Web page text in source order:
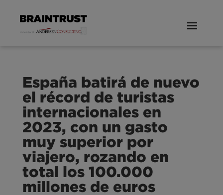
España batirá de nuevo
el récord de turistas
internacionales en
2023, con un gasto
muy superior por
viajero, rozando en
total los 100.000
millones de euros